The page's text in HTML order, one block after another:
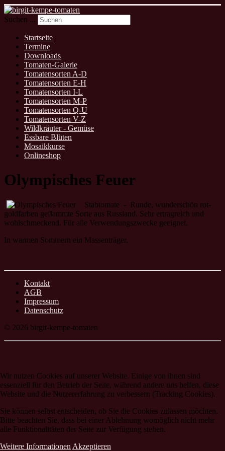
Suchen ...
Startseite
Termine
Downloads
Tomaten-Galerie
Tomatensorten A-D
Tomatensorten E-H
Tomatensorten I-L
Tomatensorten M-P
Tomatensorten Q-U
Tomatensorten V-Z
Wildkräuter - Gemüse
Essbare Blüten
Mosaikkurse
Onlineshop
Olympisches Feuer
Stabtomate - Runde, wunderschön rot-
goldfarben geflammte Sorte aus Russland. Sehr ertragreich und
wohlschmeckend. Für alle Verwendungszwecke geeignet.
In warmen Sommern ein Massenträger.
Kontakt
AGB
Impressum
Datenschutz
© 2026 birgit-kempe-tomaten
Wir nutzen Cookies auf unserer Website. Einige von ihnen sind
essenziell für den Betrieb der Seite, während andere uns helfen, diese
Website und die Nutzererfahrung zu verbessern (Tracking Cookies).
Sie können selbst entscheiden, ob Sie die Cookies zulassen möchten.
Bitte beachten Sie, dass bei einer Ablehnung womöglich nicht mehr
alle Funktionalitäten der Seite zur Verfügung stehen.
Weitere Informationen Akzeptieren